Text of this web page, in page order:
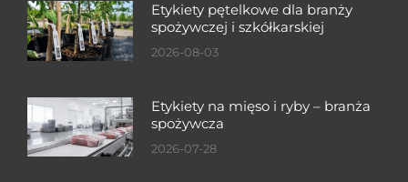
Etykiety pętelkowe dla branży
spożywczej i szkółkarskiej
2026-08-03
Etykiety na mięso i ryby – branża
spożywcza
2026-07-28